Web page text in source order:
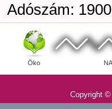
Adószám:
Öko
Copyright